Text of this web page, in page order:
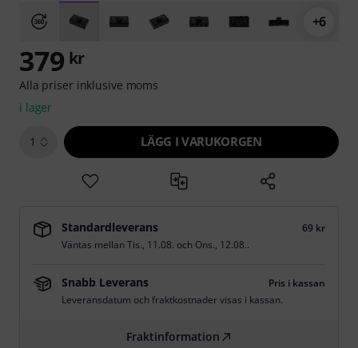
+6
379 kr
Alla priser inklusive moms
i lager
1 LÄGG I VARUKORGEN
Standardleverans
69 kr
Väntas mellanTis., 11.08. och Ons., 12.08..
Snabb Leverans
Pris i kassan
Leveransdatum och fraktkostnader visas i kassan.
Fraktinformation